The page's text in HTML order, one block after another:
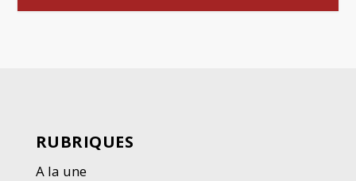
RUBRIQUES
A la une